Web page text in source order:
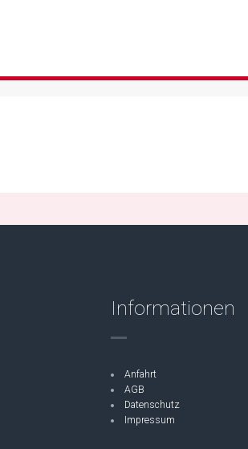
Informationen
Anfahrt
AGB
Datenschutz
Impressum